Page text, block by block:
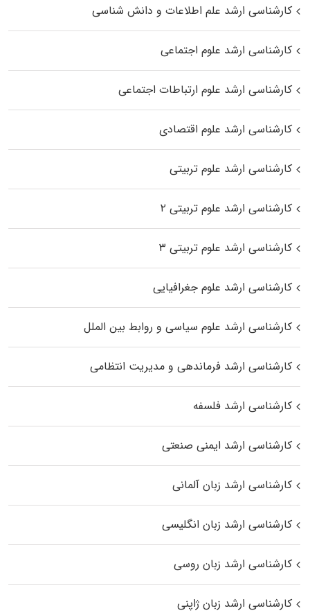
کارشناسی ارشد علم اطلاعات و دانش شناسی
کارشناسی ارشد علوم اجتماعی
کارشناسی ارشد علوم ارتباطات اجتماعی
کارشناسی ارشد علوم اقتصادی
کارشناسی ارشد علوم تربیتی
کارشناسی ارشد علوم تربیتی ۲
کارشناسی ارشد علوم تربیتی ۳
کارشناسی ارشد علوم جغرافیایی
کارشناسی ارشد علوم سیاسی و روابط بین الملل
کارشناسی ارشد فرماندهی و مدیریت انتظامی
کارشناسی ارشد فلسفه
کارشناسی ارشد ایمنی صنعتی
کارشناسی ارشد زبان آلمانی
کارشناسی ارشد زبان انگلیسی
کارشناسی ارشد زبان روسی
کارشناسی ارشد زبان ژاپنی